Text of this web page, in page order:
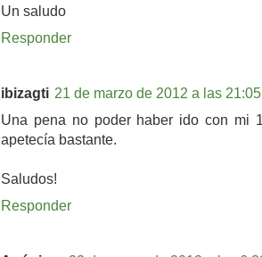
Un saludo
Responder
ibizagti 21 de marzo de 2012 a las 21:05
Una pena no poder haber ido con mi
apetecía bastante.
Saludos!
Responder